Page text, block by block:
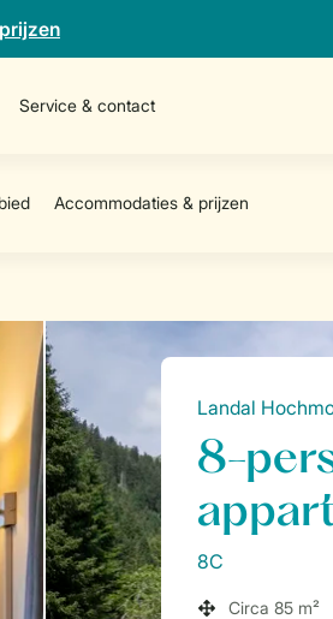
Service & contact
Landal
8-
8C
Circa 85 m²